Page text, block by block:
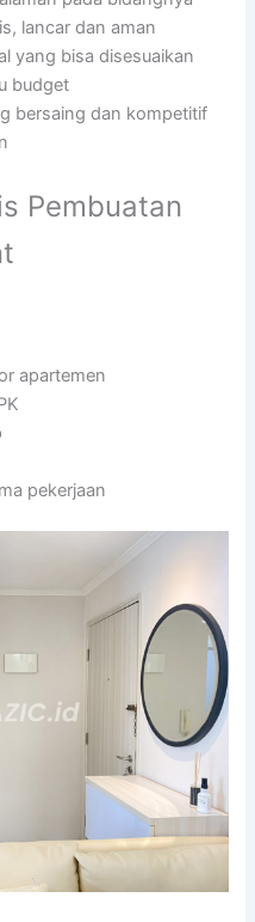
lancar dan aman
yang bisa disesuaikan
budget
bersaing dan kompetitif
Pembuatan
apartemen
pekerjaan